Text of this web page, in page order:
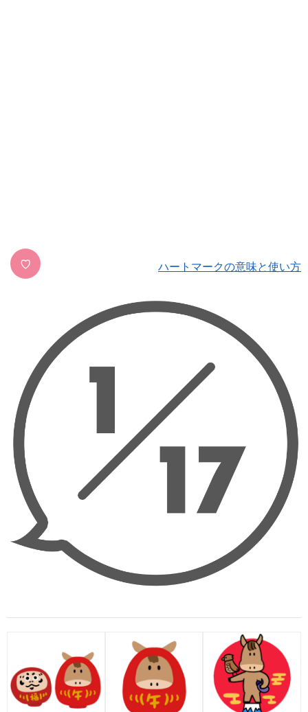
♡ ハートマークの意味と使い方